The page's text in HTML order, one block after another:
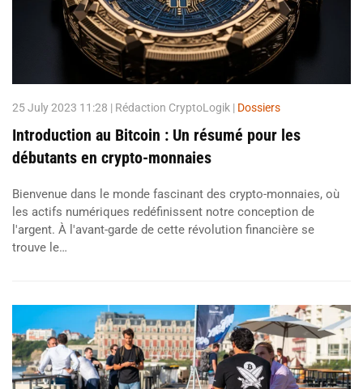
25 July 2023 11:28 | Rédaction CryptoLogik | Dossiers
Introduction au Bitcoin : Un résumé pour les
débutants en crypto-monnaies
Bienvenue dans le monde fascinant des crypto-monnaies, où
les actifs numériques redéfinissent notre conception de
l'argent. À l'avant-garde de cette révolution financière se
trouve le…